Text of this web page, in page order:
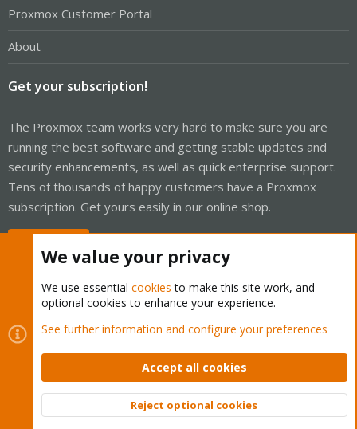
Proxmox Customer Portal
About
Get your subscription!
The Proxmox team works very hard to make sure you are
running the best software and getting stable updates and
security enhancements, as well as quick enterprise support.
Tens of thousands of happy customers have a Proxmox
subscription. Get yours easily in our online shop.
Cookies
Proxmox Support Forum - Light Mode
Contact us
Terms and rules Privacy policy Help Home
Community platform by XenForo © 2010-2026 XenForo Ltd.
Top
We value your privacy
We use essential cookies to make this site work, and
optional cookies to enhance your experience.
See further information and configure your preferences
Accept all cookies
Reject optional cookies